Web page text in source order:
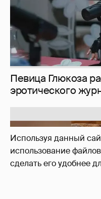
Используя данный
использование
сделать его удобнее
Юлия Высоцкая
макияжа
2